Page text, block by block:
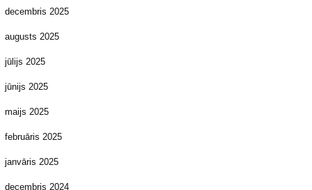
decembris 2025
augusts 2025
jūlijs 2025
jūnijs 2025
maijs 2025
februāris 2025
janvāris 2025
decembris 2024